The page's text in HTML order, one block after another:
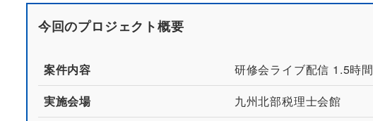
今回のプロジェクト概要
案件内容
研修会ライブ配信 1.5時間
実施会場
九州北部税理士会館